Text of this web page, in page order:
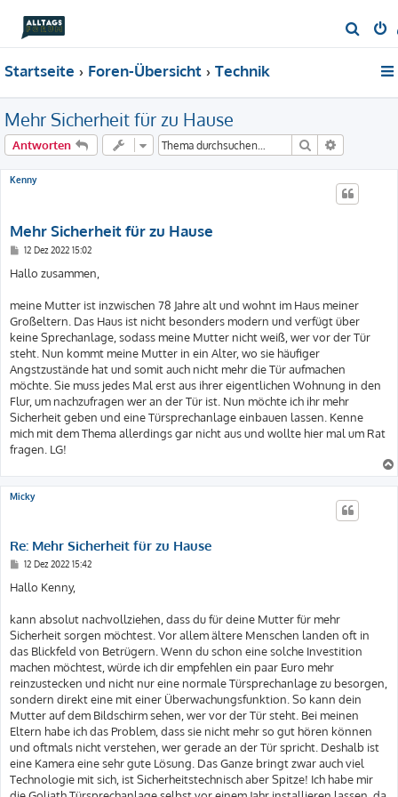
u
Startseite Foren-Übersicht Technik
Mehr Sicherheit für zu Hause
Antworten Suche
Kenny
Mehr Sicherheit für zu Hause
B
i
t
a
g
12 Dez 2022 15:02
Hallo zusammen,
meine Mutter ist inzwischen 78 Jahre alt und wohnt im Haus meiner
Großeltern. Das Haus ist nicht besonders modern und verfügt über
keine Sprechanlage, sodass meine Mutter nicht weiß, wer vor der Tür
steht. Nun kommt meine Mutter in ein Alter, wo sie häufiger
Angstzustände hat und somit auch nicht mehr die Tür aufmachen
möchte. Sie muss jedes Mal erst aus ihrer eigentlichen Wohnung in den
Flur, um nachzufragen wer an der Tür ist. Nun möchte ich ihr mehr
Sicherheit geben und eine Türsprechanlage einbauen lassen. Kenne
mich mit dem Thema allerdings gar nicht aus und wollte hier mal um Rat
fragen. LG!
Micky
Re: Mehr Sicherheit für zu Hause
B
i
t
a
g
12 Dez 2022 15:42
Hallo Kenny,
kann absolut nachvollziehen, dass du für deine Mutter für mehr
Sicherheit sorgen möchtest. Vor allem ältere Menschen landen oft in
das Blickfeld von Betrügern. Wenn du schon eine solche Investition
machen möchtest, würde ich dir empfehlen ein paar Euro mehr
reinzustecken und nicht nur eine normale Türsprechanlage zu besorgen,
sondern direkt eine mit einer Überwachungsfunktion. So kann dein
Mutter auf dem Bildschirm sehen, wer vor der Tür steht. Bei meinen
Eltern habe ich das Problem, dass sie nicht mehr so gut hören können
und oftmals nicht verstehen, wer gerade an der Tür spricht. Deshalb ist
eine Kamera eine sehr gute Lösung. Das Ganze bringt zwar auch viel
Technologie mit sich, ist Sicherheitstechnisch aber Spitze! Ich habe mir